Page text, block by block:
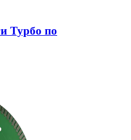
Турбо по